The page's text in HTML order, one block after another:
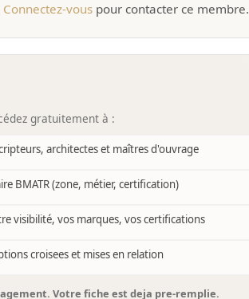
Connectez-vous pour contacter ce membre.
gratuitement à :
architectes et maîtres d'ouvrage
BMATR (zone, métier, certification)
visibilité, vos marques, vos certifications
croisees et mises en relation
Votre fiche est deja pre-remplie.